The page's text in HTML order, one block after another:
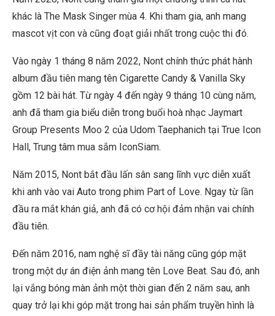
khác là The Mask Singer mùa 4. Khi tham gia, anh mang
mascot vịt con và cũng đoạt giải nhất trong cuộc thi đó.
Vào ngày 1 tháng 8 năm 2022, Nont chính thức phát hành
album đầu tiên mang tên Cigarette Candy & Vanilla Sky
gồm 12 bài hát. Từ ngày 4 đến ngày 9 tháng 10 cùng năm,
anh đã tham gia biểu diễn trong buổi hoà nhạc Jaymart
Group Presents Moo 2 của Udom Taephanich tại True Icon
Hall, Trung tâm mua sắm IconSiam.
Năm 2015, Nont bắt đầu lấn sân sang lĩnh vực diễn xuất
khi anh vào vai Auto trong phim Part of Love. Ngay từ lần
đầu ra mắt khán giả, anh đã có cơ hội đảm nhận vai chính
đầu tiên.
Đến năm 2016, nam nghệ sĩ đầy tài năng cũng góp mặt
trong một dự án điện ảnh mang tên Love Beat. Sau đó, anh
lại vắng bóng màn ảnh một thời gian đến 2 năm sau, anh
quay trở lại khi góp mặt trong hai sản phẩm truyền hình là